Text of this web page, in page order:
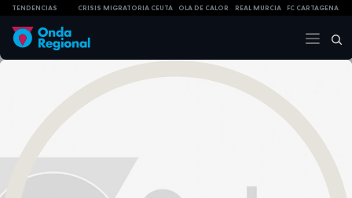
TENDENCIAS CRISIS MIGRATORIA CEUTA OLA DE CALOR REAL MURCIA FC CARTAGENA